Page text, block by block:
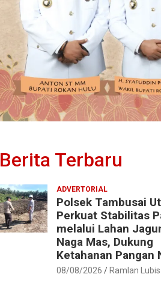
Berita Terbaru
ADVERTORIAL
Polsek Tambusai
Perkuat Stabilitas
melalui Lahan
Naga Mas, Dukung
Ketahanan Pangan
08/08/2026 Ramlan Lubis